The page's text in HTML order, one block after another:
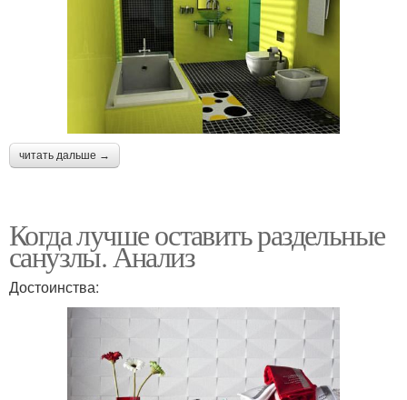
читать дальше →
Когда лучше оставить раздельные
санузлы. Анализ
Достоинства: